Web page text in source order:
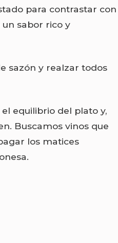
para contrastar con
sabor rico y
sazón y realzar todos
equilibrio del plato y,
Buscamos vinos que
los matices